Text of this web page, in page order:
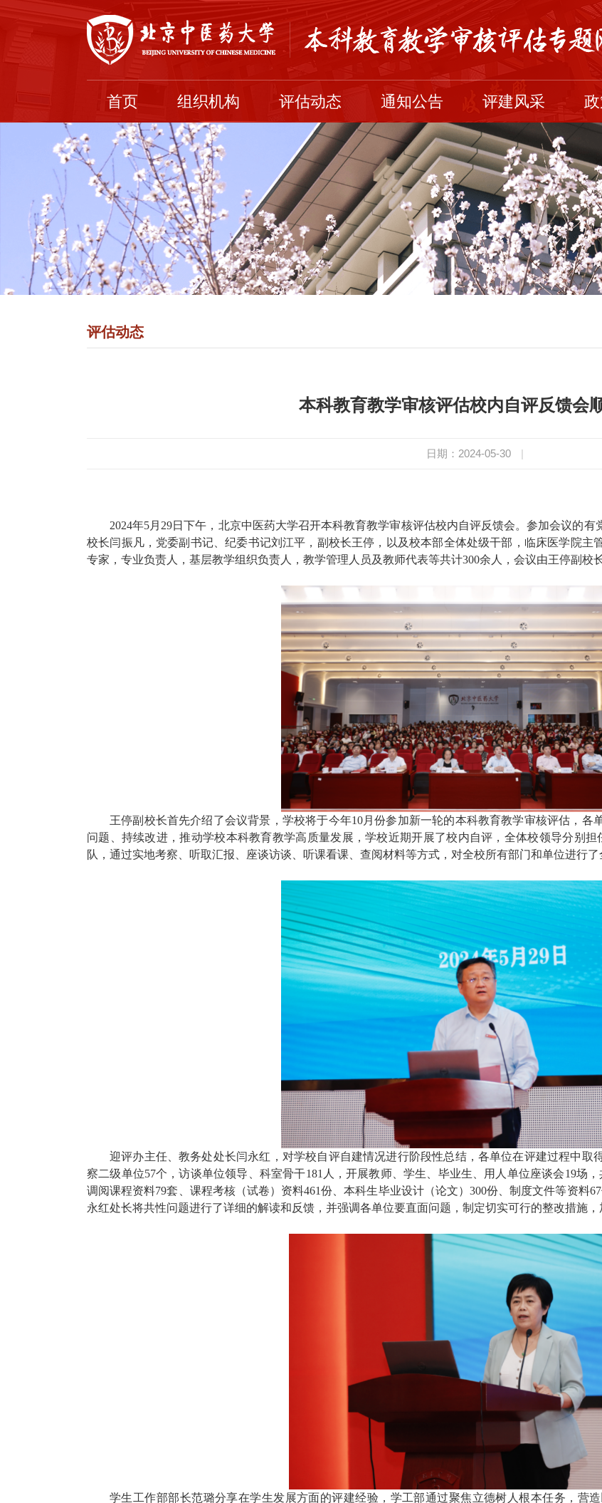
首页 组织机构 评估动态 通知公告 评建风采
评估动态
本科教育教学审核评估校内自评反馈会
日期：2024-05-30 |
2024年5月29日下午，北京中医药大学召开本科教育教学审核评估校内自评反馈会。参加会议的
校长闫振凡，党委副书记、纪委书记刘江平，副校长王停，以及校本部全体处级干部，临床医学院主
专家，专业负责人，基层教学组织负责人，教学管理人员及教师代表等共计300余人，会议由王停副校长
王停副校长首先介绍了会议背景，学校将于今年10月份参加新一轮的本科教育教学审核评估，
问题、持续改进，推动学校本科教育教学高质量发展，学校近期开展了校内自评， 全体校领导分别担
队，通过实地考察、听取汇报、座谈访谈、听课看课、查阅材料等方式，对全校所有部门和单位进行
迎评办主任、教务处处长闫永红，对学校自评自建情况进行阶段性总结，各单位在评建过程中取
察二级单位57个，访谈单位领导、科室骨干181人，开展教师、学生、毕业生、用人单位座谈会19场
调阅课程资料79套 、课程考核（试卷）资料461份、本科生毕业设计（论文）300份、制度文件等资料
永红处长将共性问题进行了详细的解读和反馈，并强调各单位要直面问题，制定切实可行的整改措施，
学生工作部部长范璐分享在学生发展方面的评建经验 ， 学工部通过聚焦立德树人根本任务 ， 营造